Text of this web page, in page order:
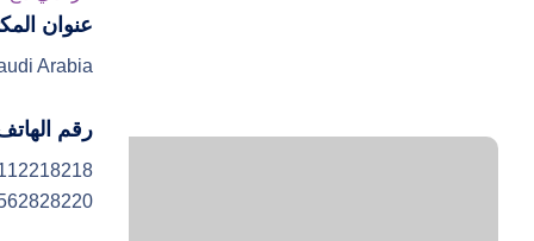
عنوان
Arabia
رقم